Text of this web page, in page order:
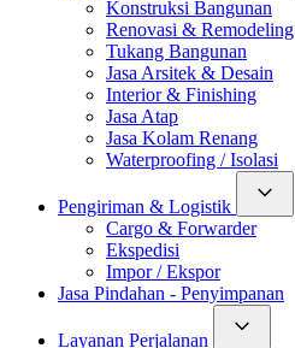
Konstruksi Bangunan
Renovasi & Remodeling
Tukang Bangunan
Jasa Arsitek & Desain
Interior & Finishing
Jasa Atap
Jasa Kolam Renang
Waterproofing / Isolasi
Pengiriman & Logistik
Cargo & Forwarder
Ekspedisi
Impor / Ekspor
Jasa Pindahan - Penyimpanan
Layanan Perjalanan